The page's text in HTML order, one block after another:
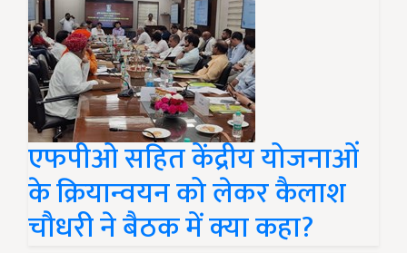
एफपीओ सहित केंद्रीय योजनाओं
के क्रियान्वयन को लेकर कैलाश
चौधरी ने बैठक में क्या कहा?